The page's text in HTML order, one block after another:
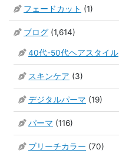
フェードカット (1)
ブログ (1,614)
40代-50代ヘアスタイル
スキンケア (3)
デジタルパーマ (19)
パーマ (116)
ブリーチカラー (70)